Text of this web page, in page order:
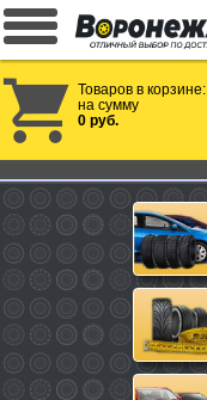
Товаров в корзине:
на сумму
0 руб.